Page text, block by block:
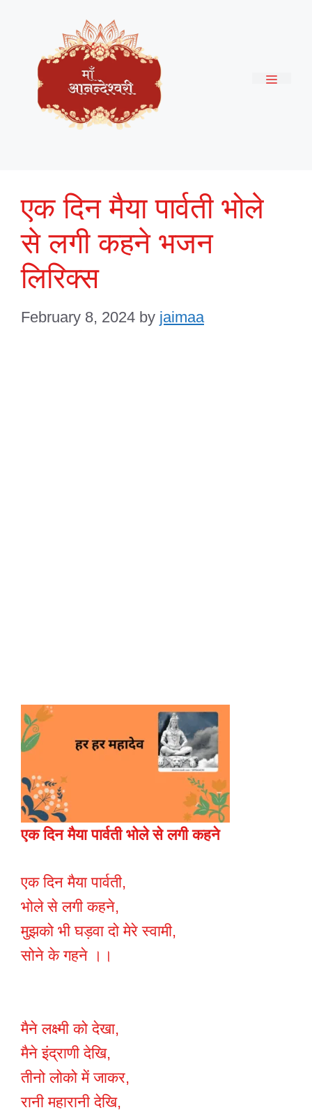
content
एक दिन मैया पार्वती भोले
से लगी कहने भजन
लिरिक्स
February 8, 2024 by jaimaa
एक दिन मैया पार्वती भोले से लगी कहने
एक दिन मैया पार्वती,
भोले से लगी कहने,
मुझको भी घड़वा दो मेरे स्वामी,
सोने के गहने ।।
मैने लक्ष्मी को देखा,
मैने इंद्राणी देखि,
तीनो लोको में जाकर,
रानी महारानी देखि,